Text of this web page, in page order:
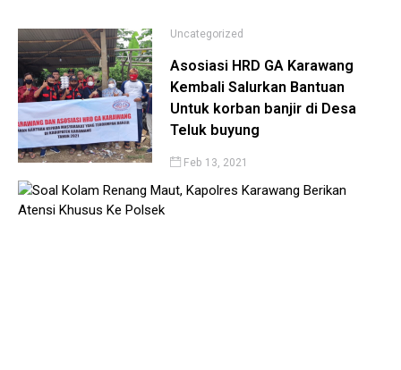
Uncategorized
Asosiasi HRD GA Karawang
Kembali Salurkan Bantuan
Untuk korban banjir di Desa
Teluk buyung
Feb 13, 2021